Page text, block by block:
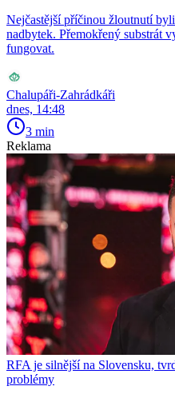
Nejčastější příčinou žloutnutí
nadbytek. Přemokřený substrát
fungovat.
Chalupáři-Zahrádkáři
dnes, 14:48
3 min
Reklama
RFA je silnější na Slovensku,
problémy